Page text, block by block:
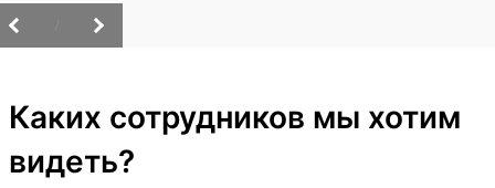
Каких сотрудников мы хотим
видеть?